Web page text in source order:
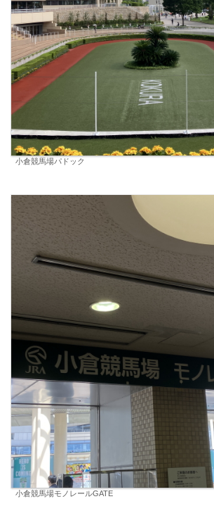
小倉競馬場パドック
小倉競馬場モノレールGATE